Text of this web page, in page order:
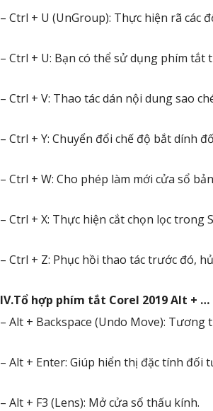
– Ctrl + U (UnGroup): Thực hiện rã các
– Ctrl + U: Bạn có thể sử dụng phím tắt
– Ctrl + V: Thao tác dán nội dung sao
– Ctrl + Y: Chuyển đổi chế độ bắt dính
– Ctrl + W: Cho phép làm mới cửa sổ
– Ctrl + X: Thực hiện cắt chọn lọc trong
– Ctrl + Z: Phục hồi thao tác trước đó,
IV.Tổ hợp phím tắt Corel 2019 Alt + …
– Alt + Backspace (Undo Move): Tương
– Alt + Enter: Giúp hiển thị đặc tính đối
– Alt + F3 (Lens): Mở cửa sổ thấu kính.